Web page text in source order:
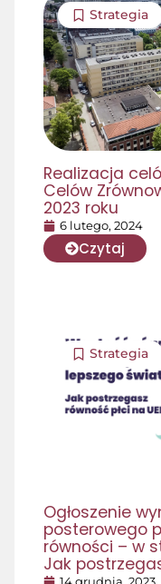
Strategia
Realizacja
Celów
2023 roku
6 lutego, 2024
Czytaj
Strategia
Ogłoszenie
posterowego
równości – w
Jak